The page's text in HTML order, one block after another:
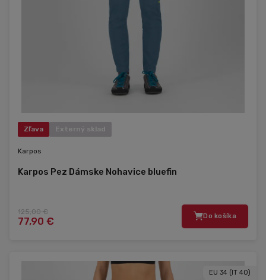
Zľava Externý sklad
Karpos
Karpos Pez Dámske Nohavice bluefin
125,00 €
77,90 € Do košíka
EU 34 (IT 40)